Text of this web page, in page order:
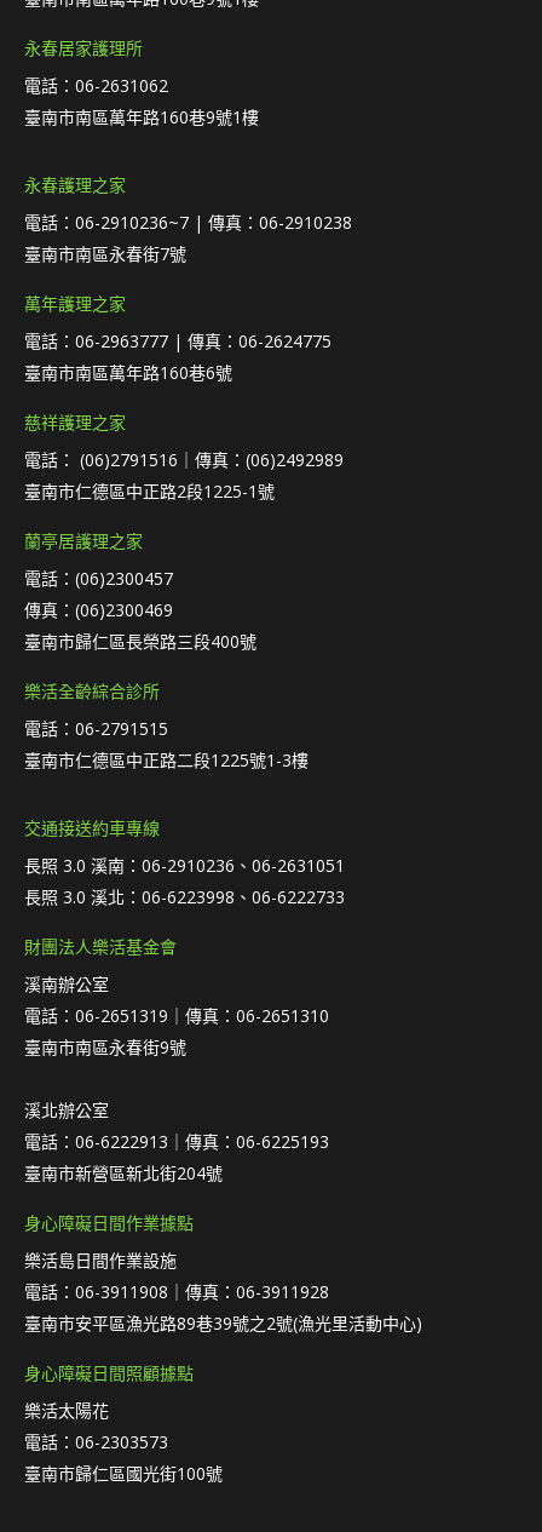
永春居家護理所
電話：06-2631062
臺南市南區萬年路160巷9號1樓
永春護理之家
電話：06-2910236~7 | 傳真：06-2910238
臺南市南區永春街7號
萬年護理之家
電話：06-2963777 | 傳真：06-2624775
臺南市南區萬年路160巷6號
慈祥護理之家
電話： (06)2791516｜傳真：(06)2492989
臺南市仁德區中正路2段1225-1號
蘭亭居護理之家
電話：(06)2300457
傳真：(06)2300469
臺南市歸仁區長榮路三段400號
樂活全齡綜合診所
電話：06-2791515
臺南市仁德區中正路二段1225號1-3樓
交通接送約車專線
長照 3.0 溪南：06-2910236、06-2631051
長照 3.0 溪北：06-6223998、06-6222733
財團法人樂活基金會
溪南辦公室
電話：06-2651319｜傳真：06-2651310
臺南市南區永春街9號
溪北辦公室
電話：06-6222913｜傳真：06-6225193
臺南市新營區新北街204號
身心障礙日間作業據點
樂活島日間作業設施
電話：06-3911908｜傳真：06-3911928
臺南市安平區漁光路89巷39號之2號(漁光里活動中心)
身心障礙日間照顧據點
樂活太陽花
電話：06-2303573
臺南市歸仁區國光街100號